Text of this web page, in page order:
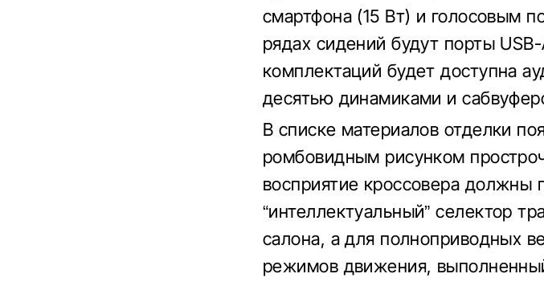
смартфона (15 Вт) и голосовым
рядах сидений будут порты
комплектаций будет доступна
десятью динамиками и
В списке материалов отделки
ромбовидным рисунком
восприятие кроссовера должны
“интеллектуальный” селектор
салона, а для полноприводных
режимов движения,